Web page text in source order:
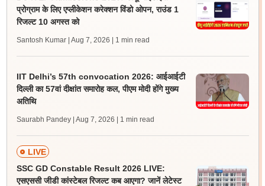
प्रोग्राम के लिए एप्लीकेशन करेक्शन विंडो ओपन, राउंड 1
रिजल्ट 10 अगस्त को
Santosh Kumar | Aug 7, 2026 | 1 min read
IIT Delhi’s 57th convocation 2026: आईआईटी
दिल्ली का 57वां दीक्षांत समारोह कल, पीएम मोदी होंगे मुख्य
अतिथि
Saurabh Pandey | Aug 7, 2026 | 1 min read
LIVE
SSC GD Constable Result 2026 LIVE:
एसएससी जीडी कांस्टेबल रिजल्ट कब आएगा? जानें लेटेस्ट